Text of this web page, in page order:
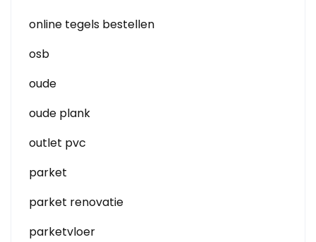
online tegels bestellen
osb
oude
oude plank
outlet pvc
parket
parket renovatie
parketvloer